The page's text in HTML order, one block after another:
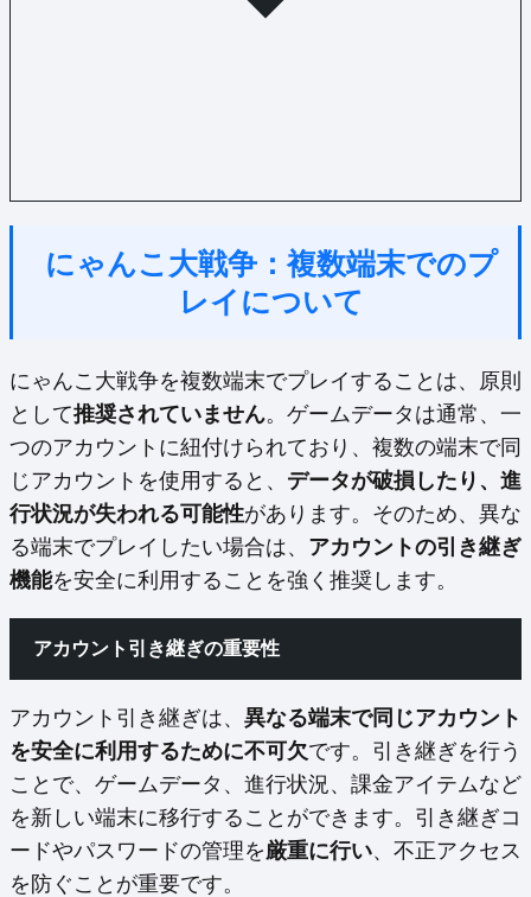
にゃんこ大戦争：複数端末でのプ
レイについて
にゃんこ大戦争を複数端末でプレイすることは、原則
として推奨されていません。ゲームデータは通常、一
つのアカウントに紐付けられており、複数の端末で同
じアカウントを使用すると、 データが破損したり、進
行状況が失われる可能性があります。そのため、異な
る端末でプレイしたい場合は、 アカウントの引き継ぎ
機能を安全に利用することを強く推奨します。
アカウント引き継ぎの重要性
アカウント引き継ぎは、 異なる端末で同じアカウント
を安全に利用するために不可欠です。引き継ぎを行う
ことで、ゲームデータ、進行状況、課金アイテムなど
を新しい端末に移行することができます。引き継ぎコ
ードやパスワードの管理を厳重に行い、不正アクセス
を防ぐことが重要です。